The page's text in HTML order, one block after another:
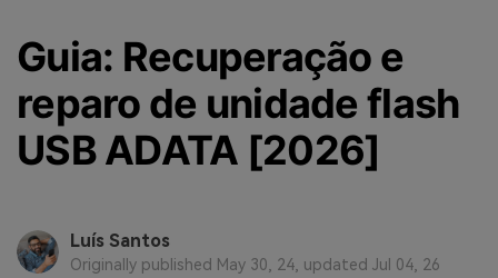
Guia: Recuperação e
reparo de unidade flash
USB ADATA [2026]
Luís Santos
Originally published May 30, 24, updated Jul 04, 26